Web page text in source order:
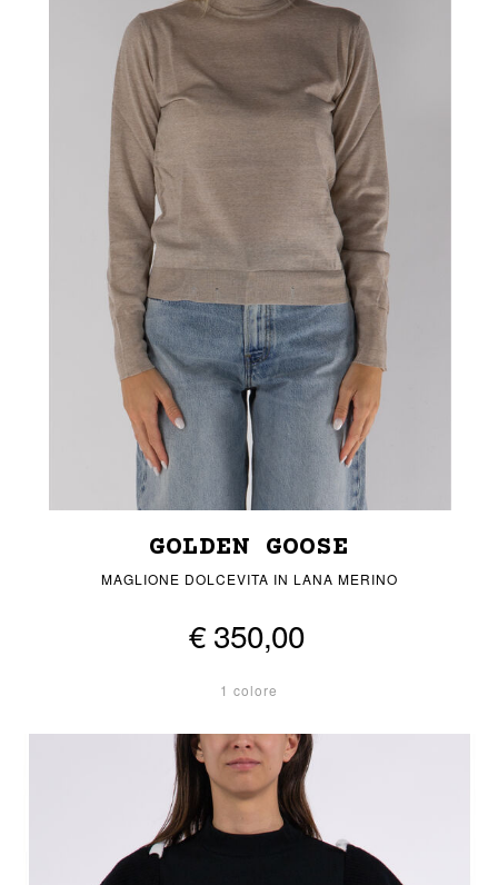
GOLDEN GOOSE
MAGLIONE DOLCEVITA IN LANA MERINO
€ 350,00
1 colore